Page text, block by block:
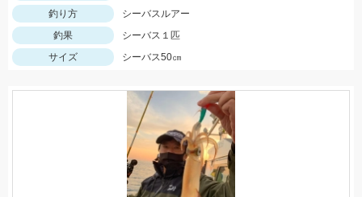
釣り方
シーバスルアー
釣果
シーバス１匹
サイズ
シーバス50㎝